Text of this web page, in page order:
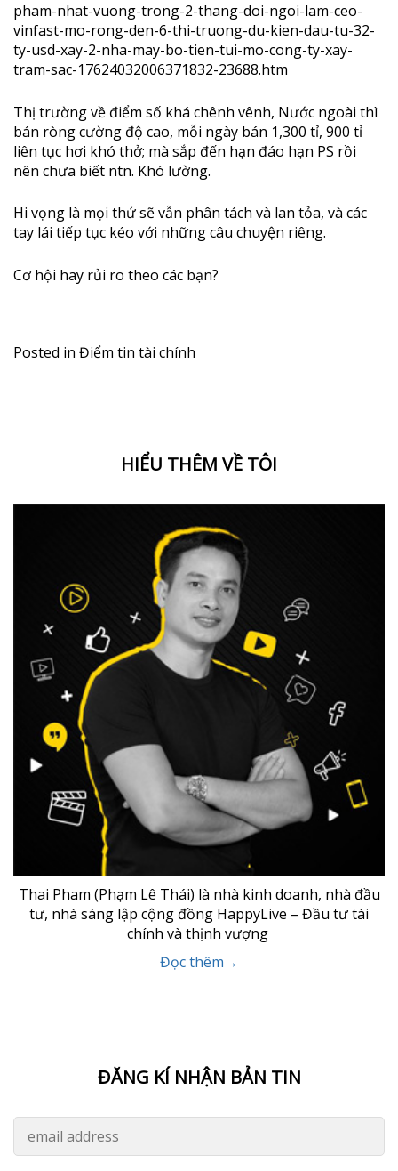
pham-nhat-vuong-trong-2-thang-doi-ngoi-lam-ceo-
vinfast-mo-rong-den-6-thi-truong-du-kien-dau-tu-32-
ty-usd-xay-2-nha-may-bo-tien-tui-mo-cong-ty-xay-
tram-sac-17624032006371832-23688.htm
Thị trường về điểm số khá chênh vênh, Nước ngoài thì
bán ròng cường độ cao, mỗi ngày bán 1,300 tỉ, 900 tỉ
liên tục hơi khó thở; mà sắp đến hạn đáo hạn PS rồi
nên chưa biết ntn. Khó lường.
Hi vọng là mọi thứ sẽ vẫn phân tách và lan tỏa, và các
tay lái tiếp tục kéo với những câu chuyện riêng.
Cơ hội hay rủi ro theo các bạn?
Posted in Điểm tin tài chính
HIỂU THÊM VỀ TÔI
Thai Pham (Phạm Lê Thái) là nhà kinh doanh, nhà đầu
tư, nhà sáng lập cộng đồng HappyLive – Đầu tư tài
chính và thịnh vượng
Đọc thêm→
ĐĂNG KÍ NHẬN BẢN TIN